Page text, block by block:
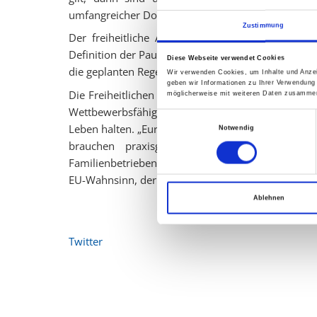
Zustimmung
Diese Webseite verwendet Cookies
Wir verwenden Cookies, um Inhalte und
geben wir Informationen zu Ihrer
möglicherweise mit weiteren Daten
Einwilligungsauswahl
Notwendig
Ablehnen
umfangreicher Dokumentation und drohenden
Der freiheitliche Antrag verlangt daher, dass
Definition der Pauschalreise sowie realistische,
die geplanten Regelungen zu entschärfen und
Die Freiheitlichen sehen darin eine massive
Wettbewerbsfähigkeit zu stärken, würden
Leben halten. „Europa sollte den Mittelstand
brauchen praxisgerechte Regelungen, die
Familienbetrieben unterscheiden“, so Teufl. „Wir
EU-Wahnsinn, der Arbeitsplätze und Existenzen
Twitter